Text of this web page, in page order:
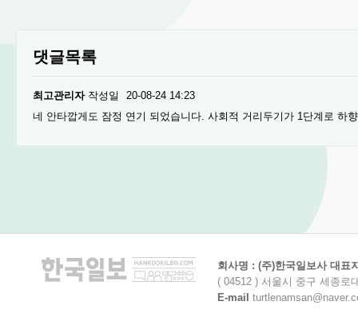
댓글목록
최고관리자작성일
20-08-24 14:23
네 안타깝게도 잠정 연기 되었습니다. 사회적 거리두기가 1단계로 하
회사명 : (주)한국일보사 대표
( 04512 ) 서울시 중구 세종로
E-mail